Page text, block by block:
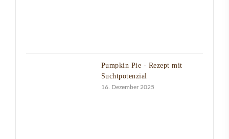
Pumpkin Pie - Rezept mit
Suchtpotenzial
16. Dezember 2025